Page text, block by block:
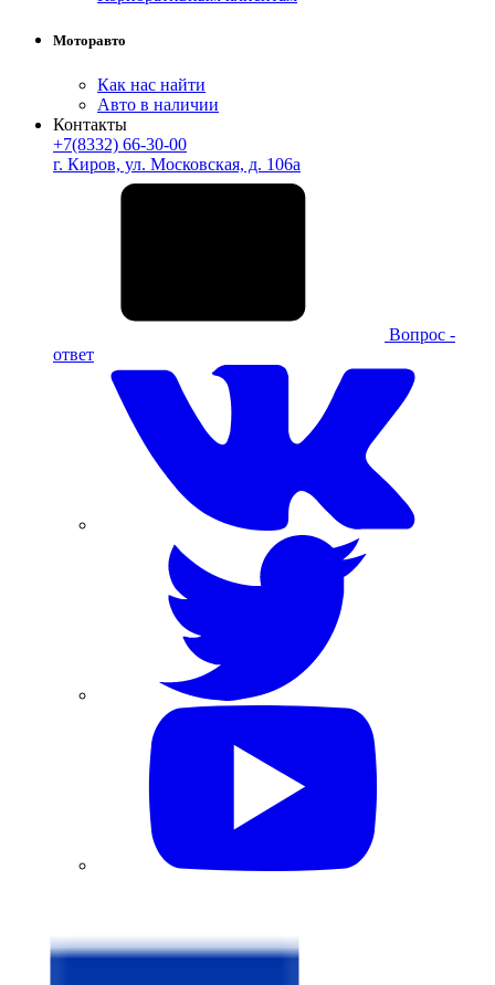
Моторавто
Как нас найти
Авто в наличии
Контакты
+7(8332) 66-30-00
г. Киров, ул. Московская, д. 106а
Вопрос -
ответ